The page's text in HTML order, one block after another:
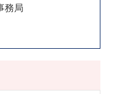
務局